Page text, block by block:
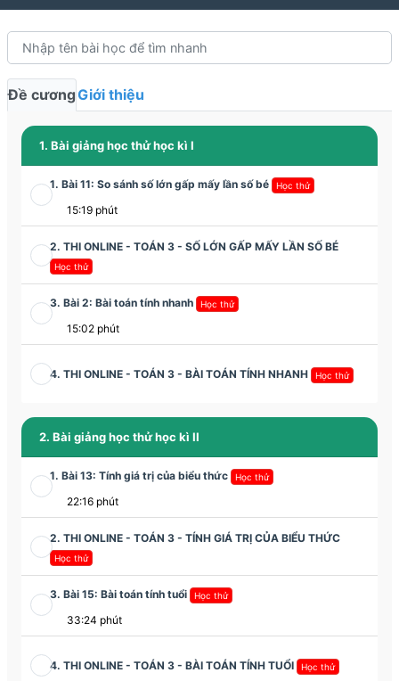
Đề cươngGiới thiệu
1. Bài giảng học thử học kì I
1. Bài 11: So sánh số lớn gấp mấy lần số bé Học thử
15:19 phút
2. THI ONLINE - TOÁN 3 - SỐ LỚN GẤP MẤY LẦN SỐ BÉ
Học thử
3. Bài 2: Bài toán tính nhanh Học thử
15:02 phút
4. THI ONLINE - TOÁN 3 - BÀI TOÁN TÍNH NHANH Học thử
2. Bài giảng học thử học kì II
1. Bài 13: Tính giá trị của biểu thức Học thử
22:16 phút
2. THI ONLINE - TOÁN 3 - TÍNH GIÁ TRỊ CỦA BIỂU THỨC
Học thử
3. Bài 15: Bài toán tính tuổi Học thử
33:24 phút
4. THI ONLINE - TOÁN 3 - BÀI TOÁN TÍNH TUỔI Học thử